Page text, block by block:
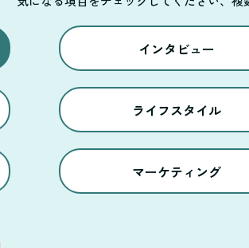
インタビュー
ライフスタイル
マーケティング